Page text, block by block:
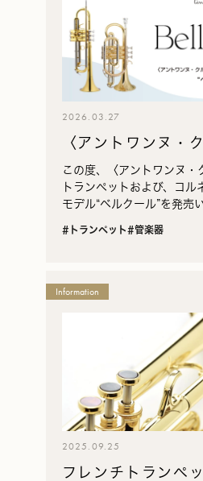
2026.03.27
〈アントワンヌ・
ランペット / コル
ール”発売のお知ら
この度、〈アントワンヌ
トランペットおよび、コル
モデル“ベルクール”を発売
奏者クレマン・ソニエ氏と
#トランペット#管楽器
Information
2025.09.25
フレンチトランペ